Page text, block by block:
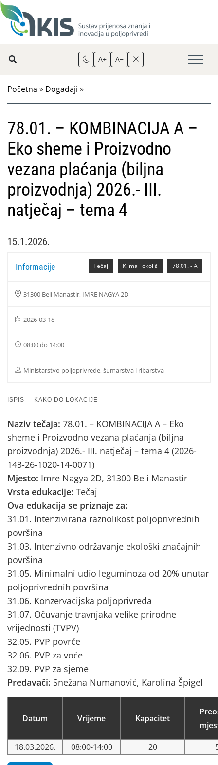
A+ A−
Početna » Događaji »
78.01. – KOMBINACIJA A –
Eko sheme i Proizvodno
vezana plaćanja (biljna
proizvodnja) 2026.- III.
natječaj – tema 4
15.1.2026.
78.01. - A
Klima i okoliš
Tečaj
Informacije
31300 Beli Manastir, IMRE NAGYA 2D
2026-03-18
08:00 do 14:00
Ministarstvo poljoprivrede, šumarstva i ribarstva
ISPIS KAKO DO LOKACIJE
Naziv tečaja: 78.01. – KOMBINACIJA A – Eko
sheme i Proizvodno vezana plaćanja (biljna
proizvodnja) 2026.- III. natječaj – tema 4 (2026-
143-26-1020-14-0071)
Mjesto: Imre Nagya 2D, 31300 Beli Manastir
Vrsta edukacije: Tečaj
Ova edukacija se priznaje za:
31.01. Intenzivirana raznolikost poljoprivrednih
površina
31.03. Intenzivno održavanje ekološki značajnih
površina
31.05. Minimalni udio leguminoza od 20% unutar
poljoprivrednih površina
31.06. Konzervacijska poljoprivreda
31.07. Očuvanje travnjaka velike prirodne
vrijednosti (TVPV)
32.05. PVP povrće
32.06. PVP za voće
32.09. PVP za sjeme
Predavači: Snežana Numanović, Karolina Špigel
Datum Vrijeme Kapacitet
18.03.2026. 08:00-14:00 20